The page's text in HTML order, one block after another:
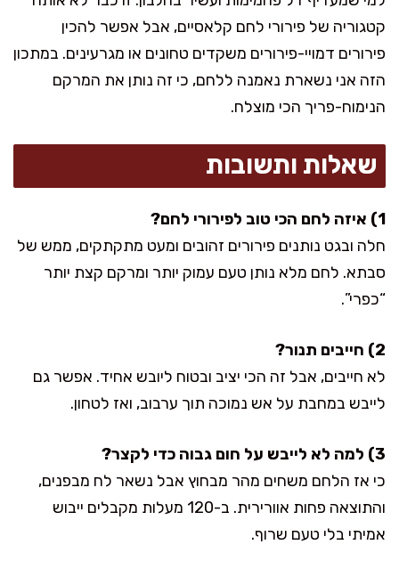
קטגוריה של פירורי לחם קלאסיים, אבל אפשר להכין
פירורים דמויי-פירורים משקדים טחונים או מגרעינים. במתכון
הזה אני נשארת נאמנה ללחם, כי זה נותן את המרקם
הנימוח-פריך הכי מוצלח.
שאלות ותשובות
1) איזה לחם הכי טוב לפירורי לחם?
חלה ובגט נותנים פירורים זהובים ומעט מתקתקים, ממש של
סבתא. לחם מלא נותן טעם עמוק יותר ומרקם קצת יותר
“כפרי”.
2) חייבים תנור?
לא חייבים, אבל זה הכי יציב ובטוח ליובש אחיד. אפשר גם
לייבש במחבת על אש נמוכה תוך ערבוב, ואז לטחון.
3) למה לא לייבש על חום גבוה כדי לקצר?
כי אז הלחם משחים מהר מבחוץ אבל נשאר לח מבפנים,
והתוצאה פחות אוורירית. ב-120 מעלות מקבלים ייבוש
אמיתי בלי טעם שרוף.